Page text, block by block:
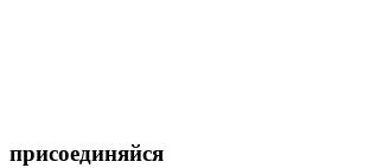
присоединяйся